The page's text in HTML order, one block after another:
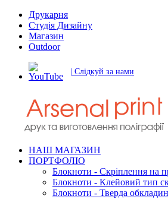
Друкарня
Студія Дизайну
Магазин
Outdoor
| Слідкуй за нами
НАШ МАГАЗИН
ПОРТФОЛІО
Блокноти - Скріплення на
Блокноти - Клейовий тип
Блокноти - Тверда